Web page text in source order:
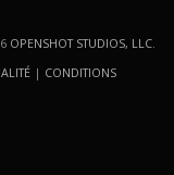
OPENSHOT STUDIOS, LLC
| CONDITIONS